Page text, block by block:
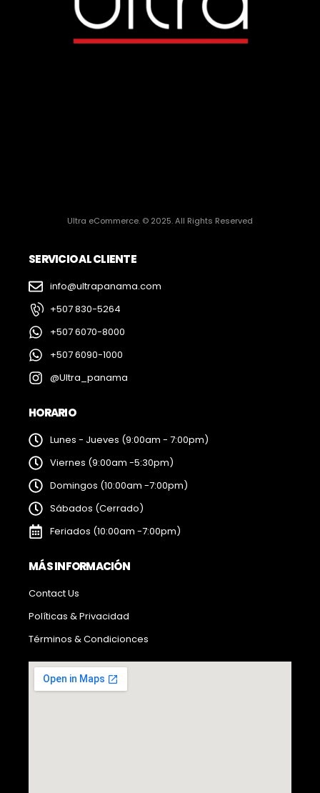
Ultra eCommerce. © 2025. All Rights Reserved
SERVICIO AL CLIENTE
info@ultrapanama.com
+507 830-5264
+507 6070-8000
+507 6090-1000
@Ultra_panama
HORARIO
Lunes - Jueves (9:00am - 7:00pm)
Viernes (9:00am -5:30pm)
Domingos (10:00am -7:00pm)
Sábados (Cerrado)
Feriados (10:00am -7:00pm)
MÁS INFORMACIÓN
Contact Us
Políticas & Privacidad
Términos & Condicionces